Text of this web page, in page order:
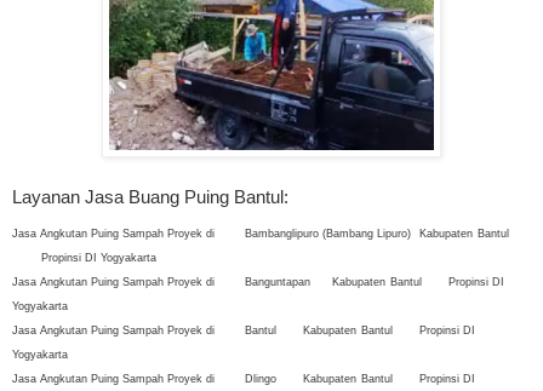
Layanan Jasa Buang Puing Bantul:
Jasa Angkutan Puing Sampah Proyek di Bambanglipuro (Bambang Lipuro) Kabupaten Bantul
Propinsi DI Yogyakarta
Jasa Angkutan Puing Sampah Proyek di
Banguntapan Kabupaten Bantul
Propinsi DI
Yogyakarta
Jasa Angkutan Puing Sampah Proyek di
Bantul Kabupaten Bantul
Propinsi DI
Yogyakarta
Jasa Angkutan Puing Sampah Proyek di
Dlingo Kabupaten Bantul
Propinsi DI